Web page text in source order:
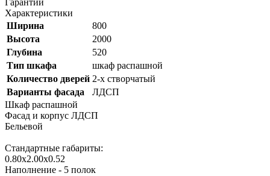
Характеристики
Ширина
800
Высота
2000
Глубина
520
Тип шкафа
шкаф распашной
Количество дверей 2-х створчатый
Варианты фасада
ЛДСП
Шкаф распашной
Фасад и корпус ЛДСП
Бельевой
Стандартные габариты:
0.80х2.00х0.52
Наполнение - 5 полок